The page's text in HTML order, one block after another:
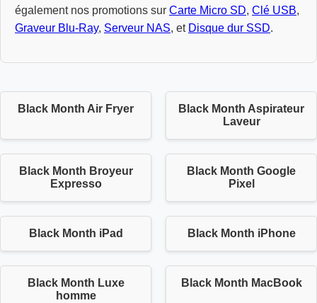
également nos promotions sur Carte Micro SD, Clé USB,
Graveur Blu-Ray, Serveur NAS, et Disque dur SSD.
Black Month Air Fryer
Black Month Aspirateur
Laveur
Black Month Broyeur
Expresso
Black Month Google
Pixel
Black Month iPad Black Month iPhone
Black Month Luxe
homme
Black Month MacBook